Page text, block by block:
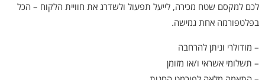
לכם למקסם שטח מכירה, לייעל תפעול ולשדרג את חוויית הלקוח – הכל
בפלטפורמה אחת גמישה.
– מודולרי וניתן להרחבה
– תשלומי אשראי ו/או מזומן